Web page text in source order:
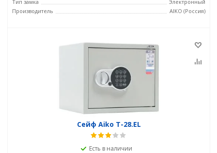
Тип замка
Электронный
Производитель
AIKO (Россия)
Сейф Aiko T-28.EL
Есть в наличии